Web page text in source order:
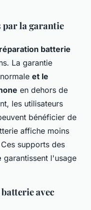
la garantie
réparation batterie
La garantie
et le
en dehors de
les utilisateurs
bénéficier de
affiche moins
supports des
garantissent l'usage
avec